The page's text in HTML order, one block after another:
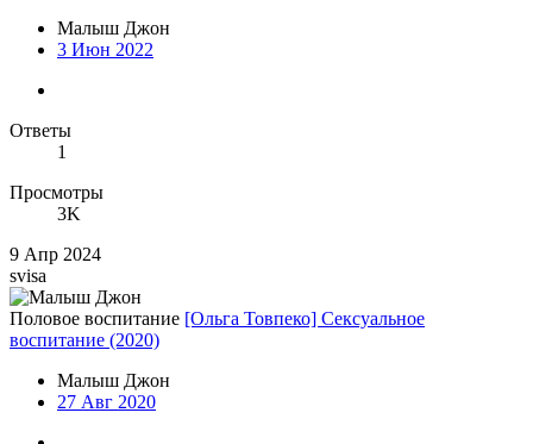
Малыш Джон
3 Июн 2022
Ответы
1
Просмотры
3K
9 Апр 2024
svisa
Половое воспитание [Ольга Товпеко] Сексуальное
воспитание (2020)
Малыш Джон
27 Авг 2020